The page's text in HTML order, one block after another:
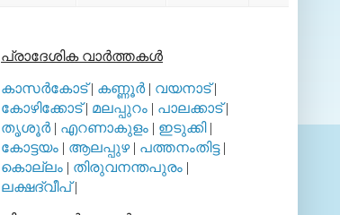
പ്രാദേശിക വാര്‍ത്തകള്‍
കാസര്‍കോട്| കണ്ണൂര്‍| വയനാട്|
കോഴിക്കോട്| മലപ്പുറം | പാലക്കാട്|
തൃശൂര്‍| എറണാകുളം | ഇടുക്കി|
കോട്ടയം | ആലപ്പുഴ| പത്തനംതിട്ട|
കൊല്ലം | തിരുവനന്തപുരം |
ലക്ഷദ്വീപ്|